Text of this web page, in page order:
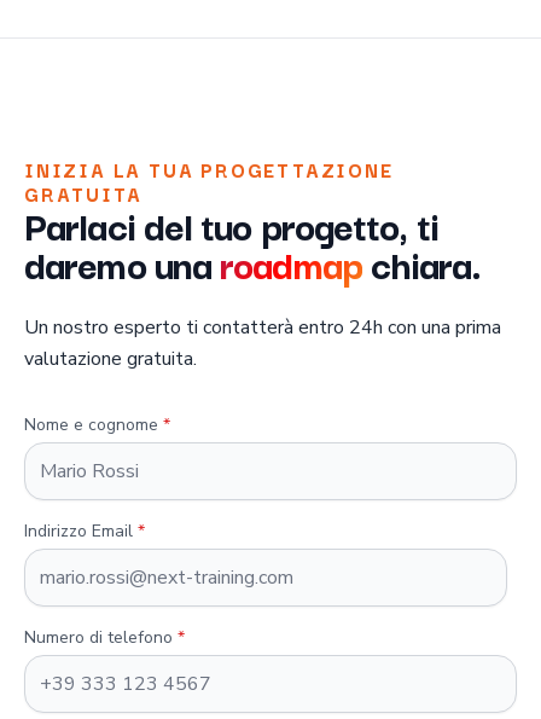
INIZIA LA TUA PROGETTAZIONE
GRATUITA
Parlaci del tuo progetto, ti
daremo unaroadmapchiara.
Un nostro esperto ti contatterà entro 24h con una prima
valutazione gratuita.
Nome e cognome *
Indirizzo Email *
Numero di telefono *